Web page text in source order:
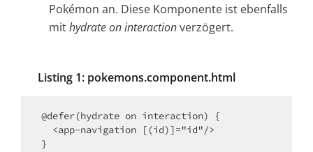
Pokémon an. Diese Komponente ist ebenfalls
mithydrate on interactionverzögert.
Listing 1: pokemons.component.html
@defer(hydrate on interaction) {
}